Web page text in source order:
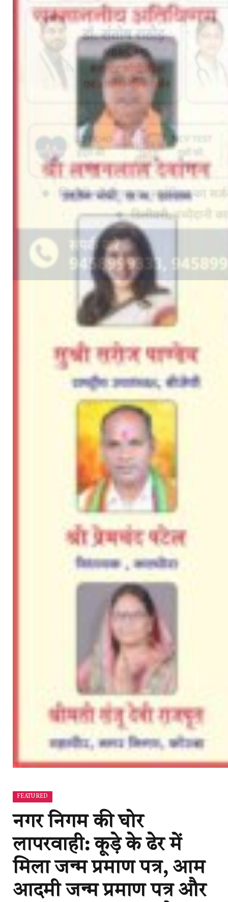
FEATURED
नगर निगम की घोर
लापरवाही: कूड़े के ढेर में
मिला जन्म प्रमाण पत्र, आम
आदमी जन्म प्रमाण पत्र और